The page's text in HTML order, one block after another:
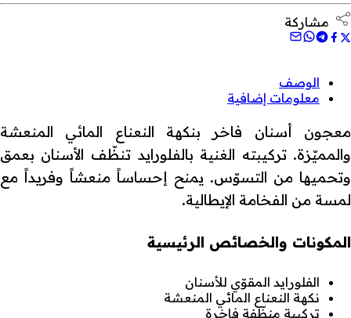
مشاركة
الوصف
معلومات إضافية
معجون أسنان فاخر بنكهة النعناع المائي المنعشة
والمميّزة. تركيبته الغنية بالفلورايد تنظّف الأسنان بعمق
وتحميها من التسوّس. يمنح إحساساً منعشاً وفريداً مع
لمسة من الفخامة الإيطالية.
المكونات والخصائص الرئيسية
الفلورايد المقوّي للأسنان
نكهة النعناع المائي المنعشة
تركيبة منظّفة فاخرة